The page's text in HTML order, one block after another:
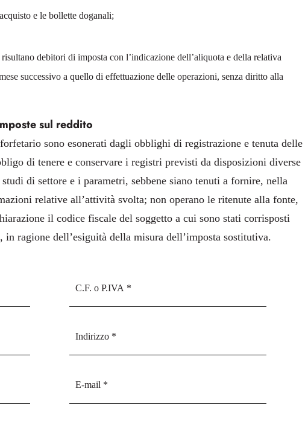
e le bollette doganali;
debitori di imposta con l’indicazione dell’aliquota e della relativa
successivo a quello di effettuazione delle operazioni, senza diritto alla
sul reddito
sono esonerati dagli obblighi di registrazione e tenuta delle
di tenere e conservare i registri previsti da disposizioni diverse
di settore e i parametri, sebbene siano tenuti a fornire, nella
relative all’attività svolta; non operano le ritenute alla fonte,
il codice fiscale del soggetto a cui sono stati corrisposti
ragione dell’esiguità della misura dell’imposta sostitutiva.